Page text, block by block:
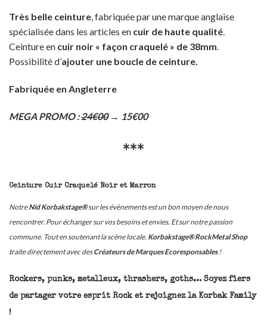
Très belle ceinture, fabriquée par une marque anglaise
spécialisée dans les articles en cuir de haute qualité.
Ceinture en cuir noir « façon craquelé » de 38mm.
Possibilité d’ajouter une boucle de ceinture.
Fabriquée en Angleterre
MEGA PROMO :24€00→ 15€00
***
Ceinture Cuir Craquelé Noir et Marron
NotreNid Korbakstage®sur les évènements est un bon moyen de nous
rencontrer. Pour échanger sur vos besoins et envies. Et sur notre passion
commune. Tout en soutenant la scène locale. Korbakstage® RockMetal Shop
traite directement avec desCréateurs de Marques Ecoresponsables!
Rockers, punks, metalleux, thrashers, goths… Soyez fiers
de partager votre esprit Rock et rejoignez la Korbak Family
!